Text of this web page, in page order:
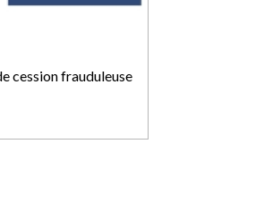
cession frauduleuse